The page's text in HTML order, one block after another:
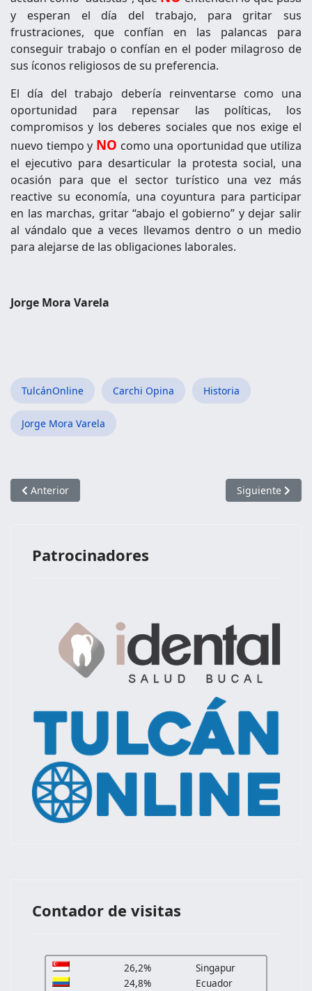
y esperan el día del trabajo, para gritar sus
frustraciones, que confían en las palancas para
conseguir trabajo o confían en el poder milagroso de
sus íconos religiosos de su preferencia.
El día del trabajo debería reinventarse como una
oportunidad para repensar las políticas, los
compromisos y los deberes sociales que nos exige el
nuevo tiempo y NO como una oportunidad que utiliza
el ejecutivo para desarticular la protesta social, una
ocasión para que el sector turístico una vez más
reactive su economía, una coyuntura para participar
en las marchas, gritar “abajo el gobierno” y dejar salir
al vándalo que a veces llevamos dentro o un medio
para alejarse de las obligaciones laborales.
Jorge Mora Varela
TulcánOnline Carchi Opina Historia
Jorge Mora Varela
Artículo anterior: Minga comunitaria en la Parroquia de Tufiño
Anterior Artículo
Siguiente
Patrocinadores
Contador de visitas
26,2%
Singapur
24,8%
Ecuador